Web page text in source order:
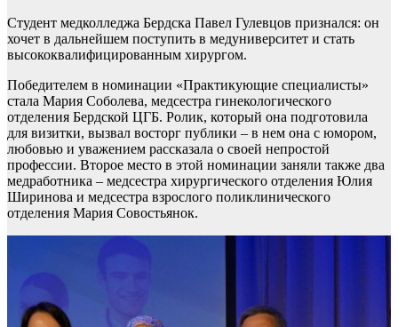
Студент медколледжа Бердска Павел Гулевцов признался: он
хочет в дальнейшем поступить в медуниверситет и стать
высококвалифицированным хирургом.
Победителем в номинации «Практикующие специалисты»
стала Мария Соболева, медсестра гинекологического
отделения Бердской ЦГБ. Ролик, который она подготовила
для визитки, вызвал восторг публики – в нем она с юмором,
любовью и уважением рассказала о своей непростой
профессии. Второе место в этой номинации заняли также два
медработника – медсестра хирургического отделения Юлия
Ширинова и медсестра взрослого поликлинического
отделения Мария Совостьянок.